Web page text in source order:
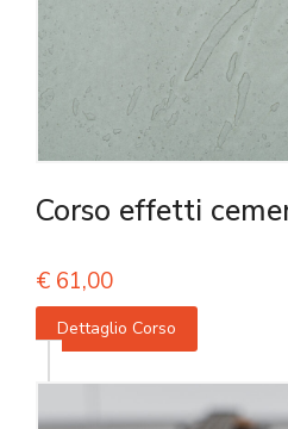
Corso effetti
€ 61,00
Dettaglio Corso